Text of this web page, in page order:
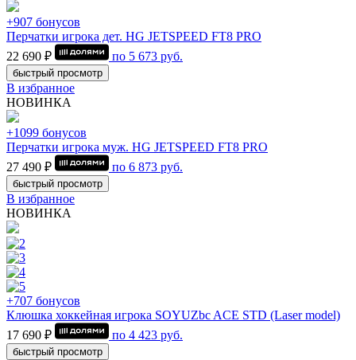
+907 бонусов
Перчатки игрока дет. HG JETSPEED FT8 PRO
22 690 ₽
по 5 673 руб.
быстрый просмотр
В избранное
НОВИНКА
+1099 бонусов
Перчатки игрока муж. HG JETSPEED FT8 PRO
27 490 ₽
по 6 873 руб.
быстрый просмотр
В избранное
НОВИНКА
+707 бонусов
Клюшка хоккейная игрока SOYUZbc ACE STD (Laser model)
17 690 ₽
по 4 423 руб.
быстрый просмотр